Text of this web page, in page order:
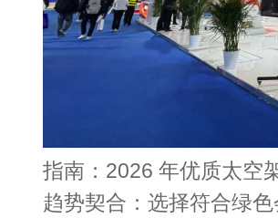
指南：2026 年优质太空
趋势契合：选择符合绿